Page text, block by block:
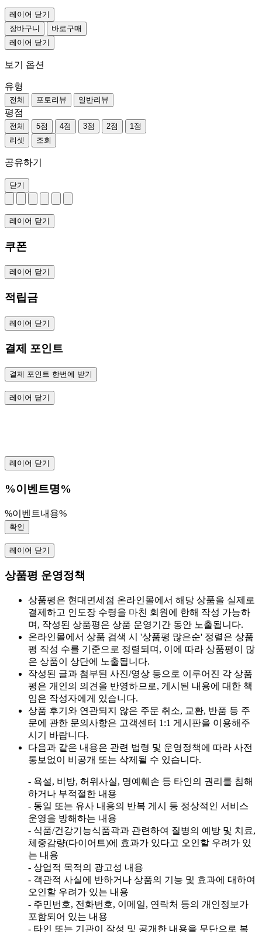
레이어 닫기
장바구니
바로구매
레이어 닫기
보기 옵션
유형
전체 포토리뷰 일반리뷰
평점
전체 5점 4점 3점 2점
1점
리셋
조회
공유하기
닫기
레이어 닫기
쿠폰
레이어 닫기
적립금
레이어 닫기
결제 포인트
결제 포인트 한번에 받기
레이어 닫기
레이어 닫기
%이벤트명%
%이벤트내용%
확인
레이어 닫기
상품평 운영정책
상품평은 현대면세점 온라인몰에서 해당 상품을 실제로
결제하고 인도장 수령을 마친 회원에 한해 작성 가능하
며, 작성된 상품평은 상품 운영기간 동안 노출됩니다.
온라인몰에서 상품 검색 시 '상품평 많은순' 정렬은 상품
평 작성 수를 기준으로 정렬되며, 이에 따라 상품평이 많
은 상품이 상단에 노출됩니다.
작성된 글과 첨부된 사진/영상 등으로 이루어진 각 상품
평은 개인의 의견을 반영하므로, 게시된 내용에 대한 책
임은 작성자에게 있습니다.
상품 후기와 연관되지 않은 주문 취소, 교환, 반품 등 주
문에 관한 문의사항은 고객센터 1:1 게시판을 이용해주
시기 바랍니다.
다음과 같은 내용은 관련 법령 및 운영정책에 따라 사전
통보없이 비공개 또는 삭제될 수 있습니다.
- 욕설, 비방, 허위사실, 명예훼손 등 타인의 권리를 침해
하거나 부적절한 내용
- 동일 또는 유사 내용의 반복 게시 등 정상적인 서비스
운영을 방해하는 내용
- 식품/건강기능식품곽과 관련하여 질병의 예방 및 치료,
체중감량(다이어트)에 효과가 있다고 오인할 우려가 있
는 내용
- 상업적 목적의 광고성 내용
- 객관적 사실에 반하거나 상품의 기능 및 효과에 대하여
오인할 우려가 있는 내용
- 주민번호, 전화번호, 이메일, 연락처 등의 개인정보가
포함되어 있는 내용
- 타인 또는 기관이 작성 및 공개한 내용을 무단으로 복